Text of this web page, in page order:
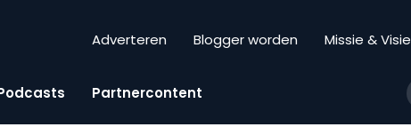
Adverteren Blogger worden Missie & Visie
Partnercontent